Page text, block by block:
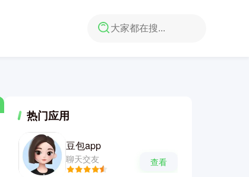
热门应用
豆包app
聊天交友 查看